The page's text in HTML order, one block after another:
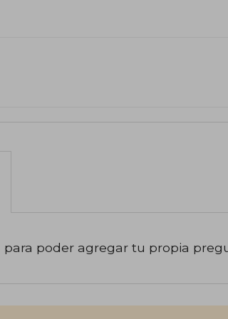
para poder agregar tu propia